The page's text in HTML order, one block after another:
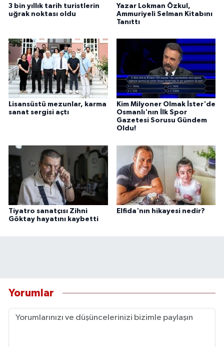
3 bin yıllık tarih turistlerin
uğrak noktası oldu
Yazar Lokman Özkul,
Ammuriyeli Selman Kitabını
Tanıttı
Lisansüstü mezunlar, karma
sanat sergisi açtı
Kim Milyoner Olmak İster'de
Osmanlı'nın İlk Spor
Gazetesi Sorusu Gündem
Oldu!
Tiyatro sanatçısı Zihni
Göktay hayatını kaybetti
Elfida'nın hikayesi nedir?
Yorumlar